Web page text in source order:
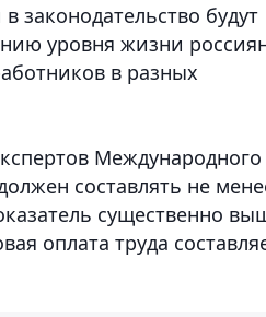
законодательство будут
уровня жизни
в разных
Международного
составлять не
существенно
оплата труда